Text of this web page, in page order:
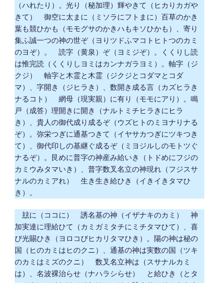
（ハれたり）。光り（秘加理）輝やきて（ヒカりカガや
きて） 御空に太まに（ミソラにフトまに）百草のかき
葉も競ひかも（モモグサのかきハもキソひかも）、寄り
集ふ誠一つの神の世ぞ（ヨりツドふマコトヒトつのカミ
のヨぞ）。 読字（黄泉）ぞ（ヨミジぞ）。くくりし読
は惟完読（くくりしヨミはカンナガラヨミ）。軸字（ジ
クジ） 軸字と木霊と木霊（ジクジとコダマとコダ
マ）、字開き（ジヒラき）、数開き成る言（カズヒラき
ナるコト） 網母（現実親）に有り（モモにアり）。鳴
戸（成答）理開きに開き（ナルトミチヒラきにヒラ
き）、貴人の御代成り成るぞ（ウズヒトのミヨナりナる
ぞ）。弥栄つぎに通基つきて（イヤサカつぎにツキつき
て）、御代印しの基継ぐ成るぞ（ミヨジルしのモトツぐ
ナるぞ）。艮めに普字の神産み給いき（トドめにフジの
カミウみタマいき）、普字数叉名立の神現れ（フジスサ
ナルのカミアれ） 生き生き給ひき（イきイきタマひ
き）。
玆に（ココに） 誘名基の神（イザナキのカミ） 神
加実達に理給ひて（カミガミタチにミチタマひて）、喜
び光賜ひき（ヨロコびヒカリタマひき）。陽の神は秘の
国（ヒのカミはヒのクニ）、通基の神は実数の国（ツキ
のカミはミズのクニ） 数叉名立神は（スサナルカミ
は）、名波裸治らせ（ナハラシらせ） と給ひき（とタ